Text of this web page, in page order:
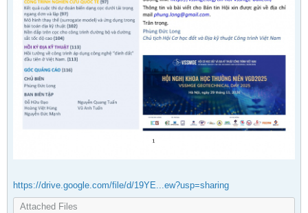
https://drive.google.com/file/d/19YE...ew?usp=sharing
Attached Files